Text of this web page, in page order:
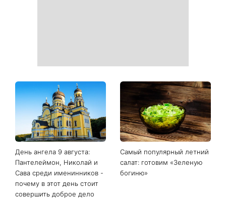
Белые кроссовки снова
станут как новые: два
простых продукта из кухни
легко устранят пятна и
неприятный запах
Гороскоп на 9 августа для
всех знаков зодиака: день
решений, которые больше
нельзя откладывать